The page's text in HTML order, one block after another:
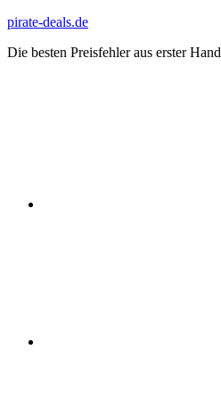
Zum
springen
pirate-deals.de
Die besten Preisfehler aus erster Hand